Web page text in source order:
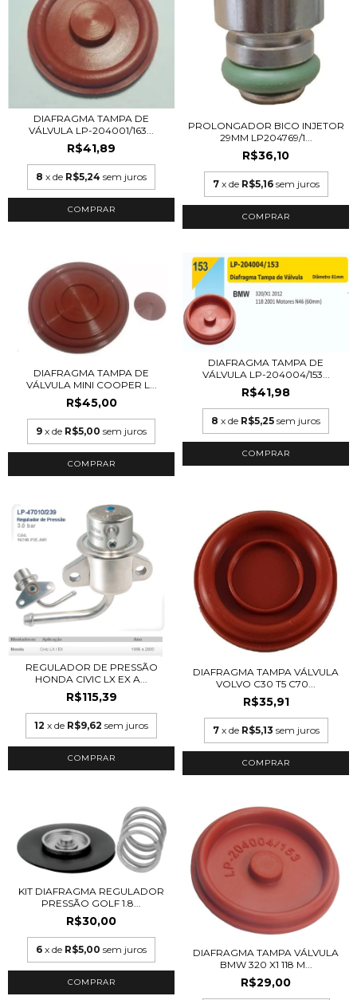
DIAFRAGMA TAMPA DE
VÁLVULA LP-204001/163...
R$41,89
8 x de R$5,24 sem juros
PROLONGADOR BICO INJETOR
29MM LP204769/1...
R$36,10
7 x de R$5,16 sem juros
DIAFRAGMA TAMPA DE
VÁLVULA MINI COOPER L...
R$45,00
9 x de R$5,00 sem juros
DIAFRAGMA TAMPA DE
VÁLVULA LP-204004/153...
R$41,98
8 x de R$5,25 sem juros
REGULADOR DE PRESSÃO
HONDA CIVIC LX EX A...
R$115,39
12 x de R$9,62 sem juros
DIAFRAGMA TAMPA VÁLVULA
VOLVO C30 T5 C70...
R$35,91
7 x de R$5,13 sem juros
KIT DIAFRAGMA REGULADOR
PRESSÃO GOLF 1.8...
R$30,00
6 x de R$5,00 sem juros
DIAFRAGMA TAMPA VÁLVULA
BMW 320 X1 118 M...
R$29,00